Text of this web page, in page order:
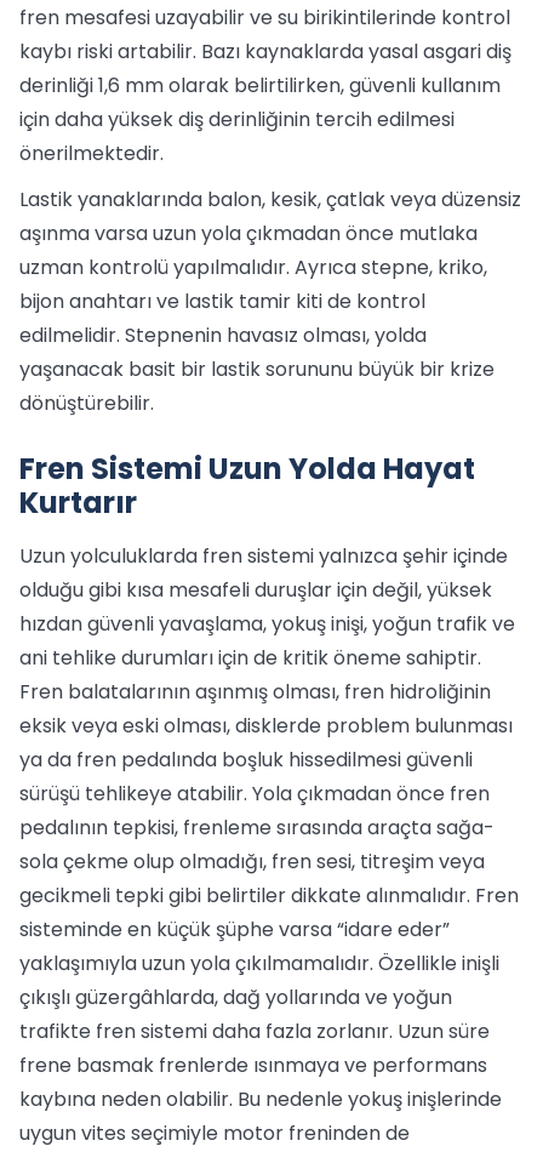
fren mesafesi uzayabilir ve su birikintilerinde kontrol
kaybı riski artabilir. Bazı kaynaklarda yasal asgari diş
derinliği 1,6 mm olarak belirtilirken, güvenli kullanım
için daha yüksek diş derinliğinin tercih edilmesi
önerilmektedir.
Lastik yanaklarında balon, kesik, çatlak veya düzensiz
aşınma varsa uzun yola çıkmadan önce mutlaka
uzman kontrolü yapılmalıdır. Ayrıca stepne, kriko,
bijon anahtarı ve lastik tamir kiti de kontrol
edilmelidir. Stepnenin havasız olması, yolda
yaşanacak basit bir lastik sorununu büyük bir krize
dönüştürebilir.
Fren Sistemi Uzun Yolda Hayat
Kurtarır
Uzun yolculuklarda fren sistemi yalnızca şehir içinde
olduğu gibi kısa mesafeli duruşlar için değil, yüksek
hızdan güvenli yavaşlama, yokuş inişi, yoğun trafik ve
ani tehlike durumları için de kritik öneme sahiptir.
Fren balatalarının aşınmış olması, fren hidroliğinin
eksik veya eski olması, disklerde problem bulunması
ya da fren pedalında boşluk hissedilmesi güvenli
sürüşü tehlikeye atabilir. Yola çıkmadan önce fren
pedalının tepkisi, frenleme sırasında araçta sağa-
sola çekme olup olmadığı, fren sesi, titreşim veya
gecikmeli tepki gibi belirtiler dikkate alınmalıdır. Fren
sisteminde en küçük şüphe varsa “idare eder”
yaklaşımıyla uzun yola çıkılmamalıdır. Özellikle inişli
çıkışlı güzergâhlarda, dağ yollarında ve yoğun
trafikte fren sistemi daha fazla zorlanır. Uzun süre
frene basmak frenlerde ısınmaya ve performans
kaybına neden olabilir. Bu nedenle yokuş inişlerinde
uygun vites seçimiyle motor freninden de